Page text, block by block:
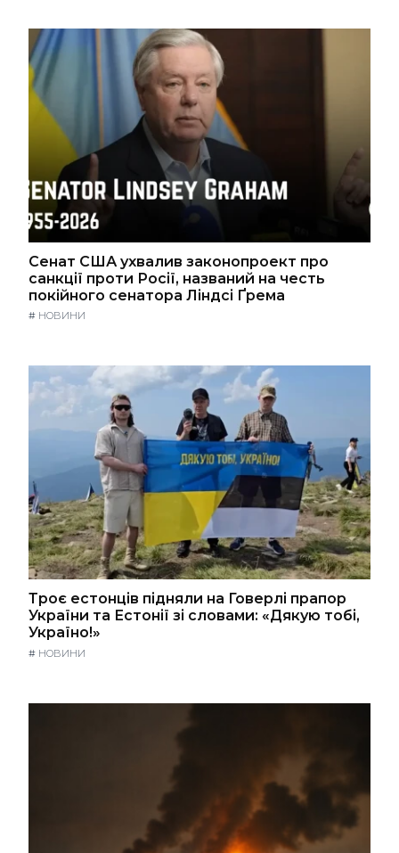
Сенат США ухвалив законопроект про
санкції проти Росії, названий на честь
покійного сенатора Ліндсі Ґрема
# НОВИНИ
Троє естонців підняли на Говерлі прапор
України та Естонії зі словами: «Дякую тобі,
Україно!»
# НОВИНИ